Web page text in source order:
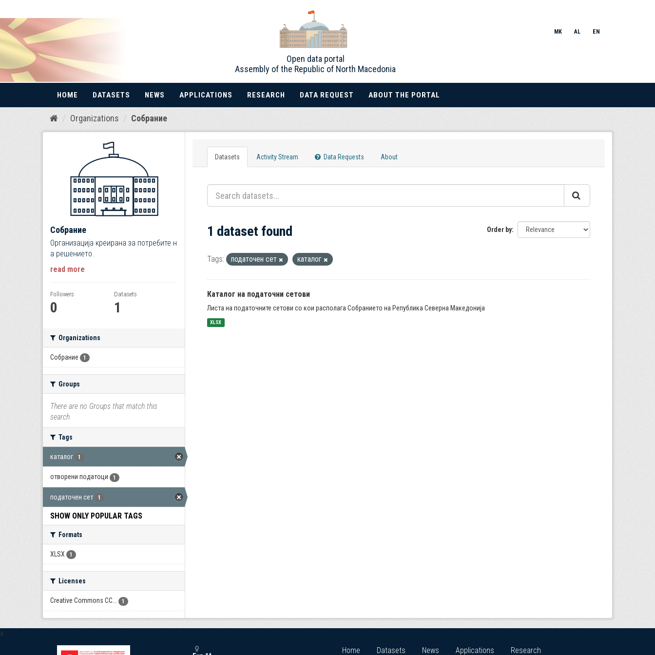
Skip
Open data portal
Assembly of the Republic of North Macedonia
MK AL EN
HOME DATASETS NEWS APPLICATIONS RESEARCH DATA REQUEST ABOUT THE PORTAL
Organizations Собрание
Собрание
Организација креирана за потребите н
а решението.
read more
Followers
0
Datasets
1
Organizations
Собрание 1
Groups
There are no Groups that match this
search
Tags
каталог 1
отворени податоци 1
податочен сет 1
SHOW ONLY POPULAR TAGS
Formats
XLSX 1
Licenses
Creative Commons CC... 1
Datasets Activity Stream Data Requests About
Order by
1 dataset found
Tags: податочен сет каталог
Каталог на податочни сетови
Листа на податочните сетови со кои располага Собранието на Република Северна Македонија
XLSX
a
Home Datasets News Applications Research